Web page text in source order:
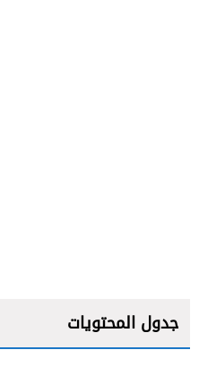
جدول المحتويات